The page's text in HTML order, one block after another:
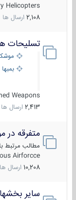
Helicopters
2,108 ارسال ها
تسلیحات
بمبها
Weapons
2,413 ارسال ها
متفرقه در
مطالب مرتبط با
Airforcce
10,208 ارسال ها
سایر